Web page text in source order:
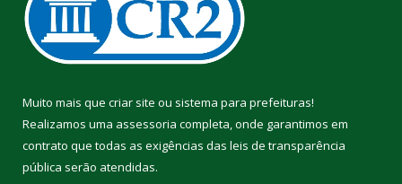
Muito mais que criar site ou sistema para prefeituras!
Realizamos uma assessoria completa, onde garantimos em
contrato que todas as exigências das leis de transparência
pública serão atendidas.